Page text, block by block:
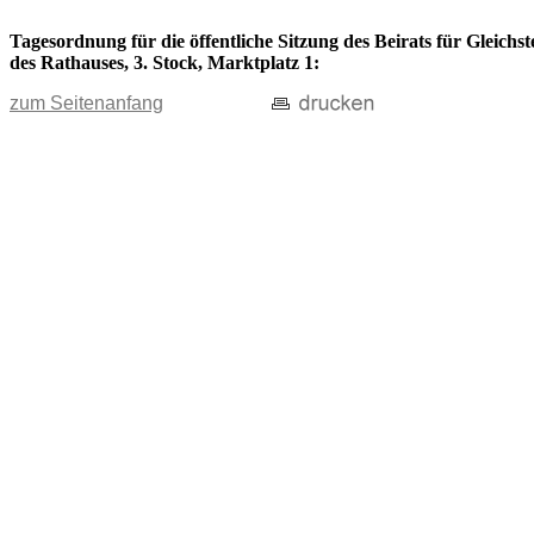
Tagesordnung für die öffentliche Sitzung des Beirats für
des Rathauses, 3. Stock, Marktplatz 1:
zum Seitenanfang